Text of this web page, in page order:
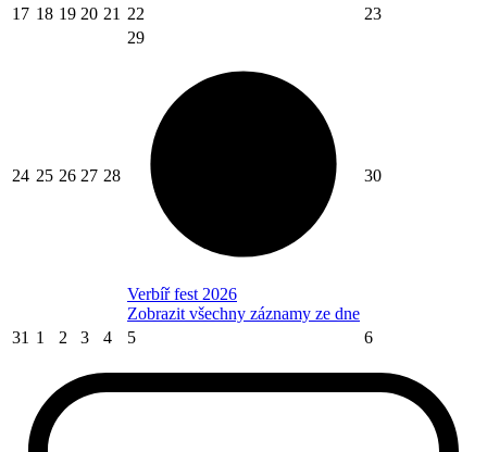
17 18 19 20 21 22 23
24 25 26 27 28
29
Verbíř fest 2026
Zobrazit všechny záznamy ze dne
30
31 1 2 3 4 5 6